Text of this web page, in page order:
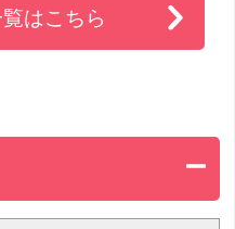
はこちら